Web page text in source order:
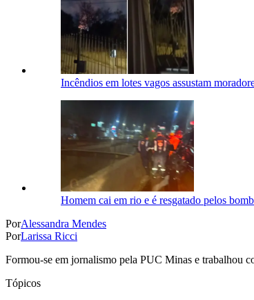
Incêndios em lotes vagos assustam
Homem cai em rio e é resgatado pelos
PorAlessandra Mendes
PorLarissa Ricci
Formou-se em jornalismo pela PUC Minas e trabalhou
Tópicos